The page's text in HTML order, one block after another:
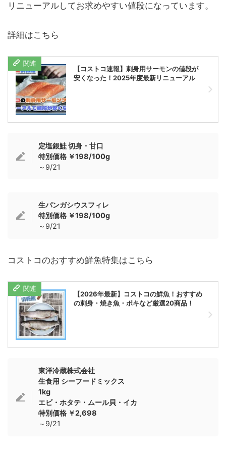
リニューアルしてお求めやすい値段になっています。
詳細はこちら
【コストコ速報】刺身用サーモンの値段が
安くなった！2025年度最新リニューアル
定塩銀鮭 切身・甘口
特別価格 ￥198/100g
～9/21
生パンガシウスフィレ
特別価格 ￥198/100g
～9/21
コストコのおすすめ鮮魚特集はこちら
【2026年最新】コストコの鮮魚！おすすめ
の刺身・焼き魚・ポキなど厳選20商品！
東洋冷蔵株式会社
生食用 シーフードミックス
1kg
エビ・ホタテ・ムール貝・イカ
特別価格 ￥2,698
～9/21